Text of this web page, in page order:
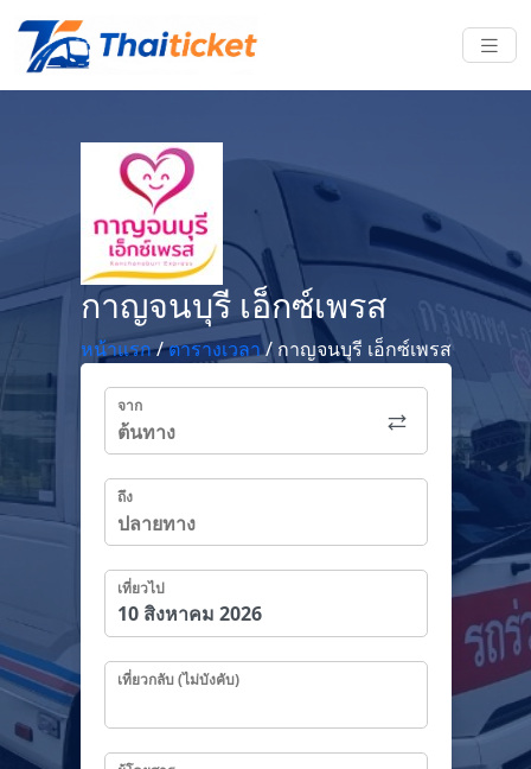
กาญจนบุรี เอ็กซ์เพรส
หน้าแรก/ตารางเวลา/ กาญจนบุรี เอ็กซ์เพรส
จาก
ถึง
เที่ยวไป
เที่ยวกลับ (ไม่บังคับ)